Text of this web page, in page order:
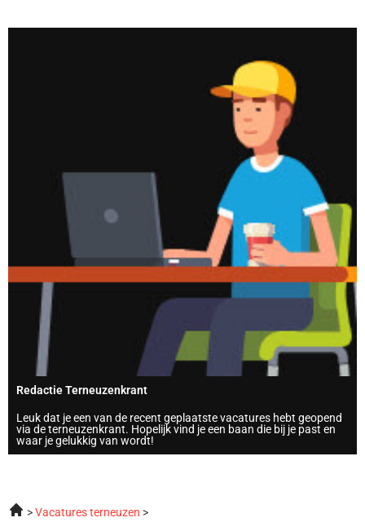
Redactie Terneuzenkrant
Leuk dat je een van de recent geplaatste vacatures hebt geopend
via de terneuzenkrant. Hopelijk vind je een baan die bij je past en
waar je gelukkig van wordt!
Vacatures terneuzen